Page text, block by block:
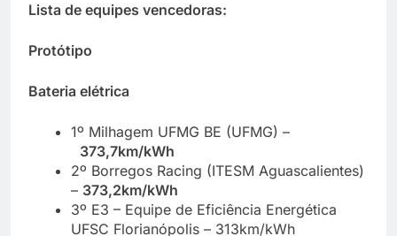
Lista de equipes vencedoras:
Protótipo
Bateria elétrica
1º Milhagem UFMG BE (UFMG) –
373,7km/kWh
2º Borregos Racing (ITESM Aguascalientes)
– 373,2km/kWh
3º E3 – Equipe de Eficiência Energética
UFSC Florianópolis – 313km/kWh